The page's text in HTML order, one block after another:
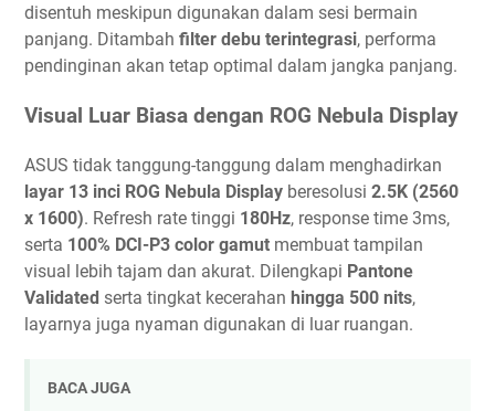
disentuh meskipun digunakan dalam sesi bermain
panjang. Ditambah filter debu terintegrasi, performa
pendinginan akan tetap optimal dalam jangka panjang.
Visual Luar Biasa dengan ROG Nebula Display
ASUS tidak tanggung-tanggung dalam menghadirkan
layar 13 inci ROG Nebula Display beresolusi 2.5K (2560
x 1600). Refresh rate tinggi 180Hz, response time 3ms,
serta 100% DCI-P3 color gamut membuat tampilan
visual lebih tajam dan akurat. Dilengkapi Pantone
Validated serta tingkat kecerahan hingga 500 nits,
layarnya juga nyaman digunakan di luar ruangan.
BACA JUGA